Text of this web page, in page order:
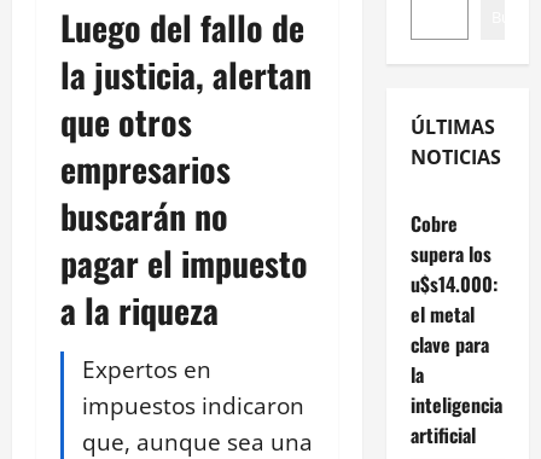
Luego del fallo de
la justicia, alertan
que otros
empresarios
buscarán no
pagar el impuesto
a la riqueza
Expertos en
impuestos indicaron
que, aunque sea una
ÚLTIMAS
NOTICIAS
Cobre
supera los
u$s14.000:
el metal
clave para
la
inteligencia
artificial